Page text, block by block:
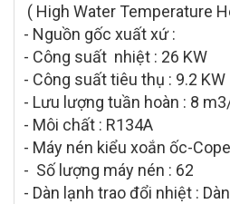
( High Water Temperature
- Nguồn gốc xuất xứ :
- Công suất nhiệt : 26 KW
- Công suất tiêu thụ : 9.2 KW
- Lưu lượng tuần hoàn : 8
- Môi chất : R134A
- Máy nén kiểu xoắn ốc-
- Số lượng máy nén : 62
- Dàn lạnh trao đổi nhiệt :